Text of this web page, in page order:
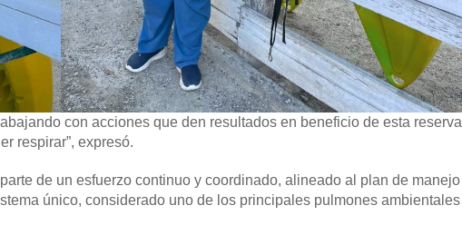
con acciones que den resultados en beneficio de esta reserva
respirar”, expresó.
de un esfuerzo continuo y coordinado, alineado al plan de manejo
único, considerado uno de los principales pulmones ambientales